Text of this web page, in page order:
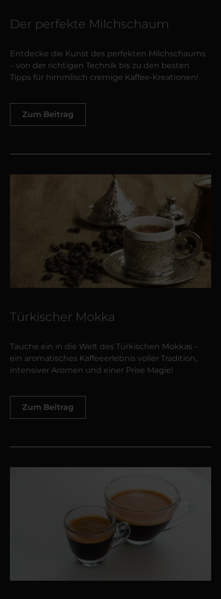
Der perfekte Milchschaum
Entdecke die Kunst des perfekten Milchschaums
– von der richtigen Technik bis zu den besten
Tipps für himmlisch cremige Kaffee-Kreationen!
Zum Beitrag
Türkischer Mokka
Tauche ein in die Welt des Türkischen Mokkas –
ein aromatisches Kaffeeerlebnis voller Tradition,
intensiver Aromen und einer Prise Magie!
Zum Beitrag